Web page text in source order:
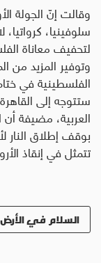
وقالت إنّ الجولة
سلوفينيا،
لتحفيف معاناة
وتوفير المزيد من
الفلسطينية في
ستتوجه إلى
العربية، مضيفة
بوقف إطلاق النار
تتمثل في إنقاذ
السلام في